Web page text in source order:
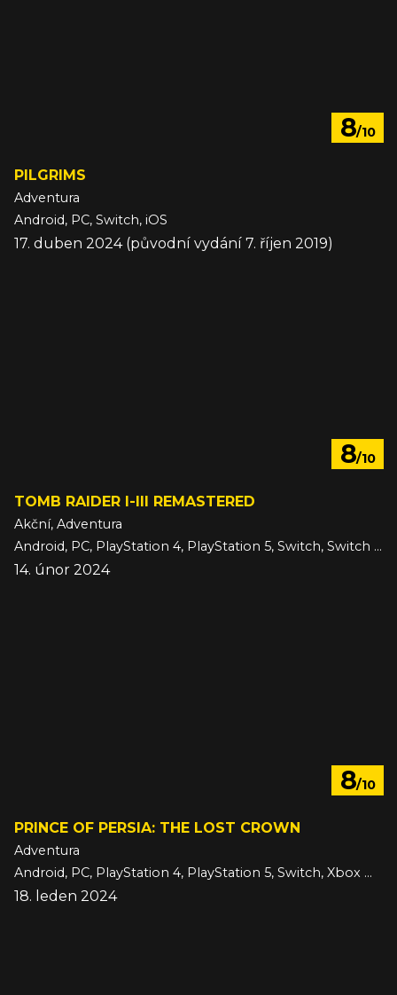
8/10
PILGRIMS
Adventura
Android, PC, Switch, iOS
17. duben 2024 (původní vydání 7. říjen 2019)
8/10
TOMB RAIDER I-III REMASTERED
Akční, Adventura
Android, PC, PlayStation 4, PlayStation 5, Switch, Switch 2, Xbox One, Xbox Series, iOS
14. únor 2024
8/10
PRINCE OF PERSIA: THE LOST CROWN
Adventura
Android, PC, PlayStation 4, PlayStation 5, Switch, Xbox One, Xbox Series, iOS
18. leden 2024